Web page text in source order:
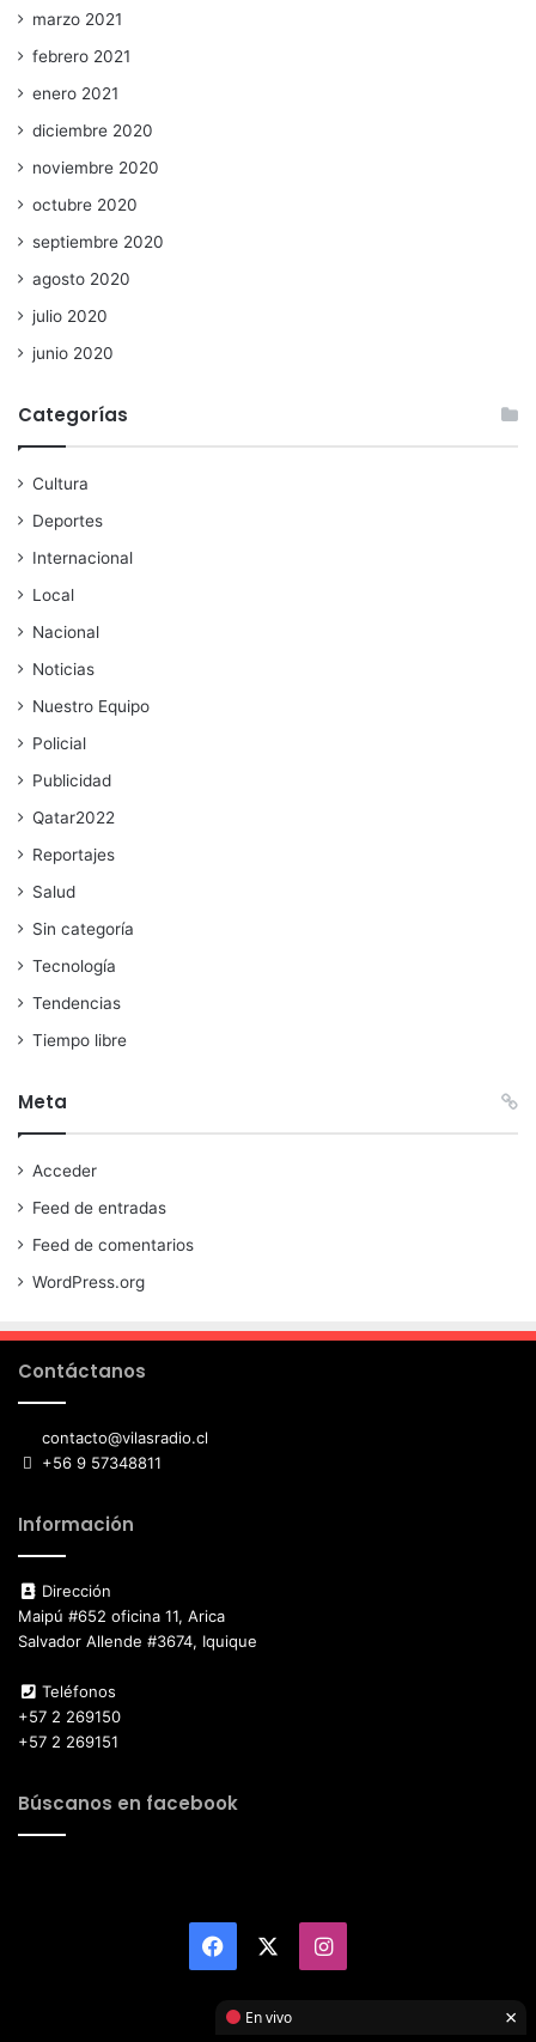
marzo 2021
febrero 2021
enero 2021
diciembre 2020
noviembre 2020
octubre 2020
septiembre 2020
agosto 2020
julio 2020
junio 2020
Categorías
Cultura
Deportes
Internacional
Local
Nacional
Noticias
Nuestro Equipo
Policial
Publicidad
Qatar2022
Reportajes
Salud
Sin categoría
Tecnología
Tendencias
Tiempo libre
Meta
Acceder
Feed de entradas
Feed de comentarios
WordPress.org
Contáctanos
contacto@vilasradio.cl
+56 9 57348811
Información
Dirección
Maipú #652 oficina 11, Arica
Salvador Allende #3674, Iquique
Teléfonos
+57 2 269150
+57 2 269151
Búscanos en facebook
Facebook Instagram
En vivo ×